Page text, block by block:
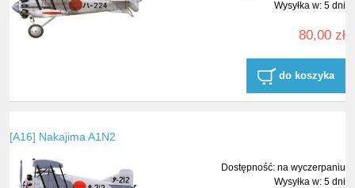
Wysyłka w: 5 dni
80,00 zł
do koszyka
[A16] Nakajima A1N2
Dostępność: na wyczerpaniu
Wysyłka w: 5 dni